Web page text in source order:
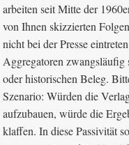
arbeiten seit Mitte der
von Ihnen skizzierten
nicht bei der Presse
Aggregatoren
oder historischen Beleg.
Szenario: Würden die
aufzubauen, würde die
klaffen. In diese Passivität